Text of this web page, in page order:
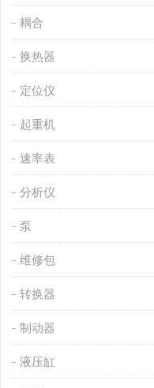
耦合
换热器
定位仪
起重机
速率表
分析仪
泵
维修包
转换器
制动器
液压缸